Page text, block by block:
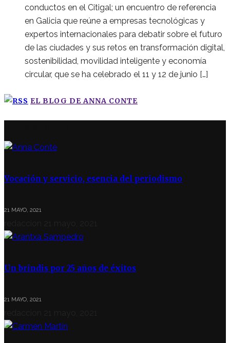
conductos en el Citigal; un encuentro de referencia
en Galicia que reúne a empresas tecnológicas y
expertos internacionales para debatir sobre el futuro
de las ciudades y sus retos en transformación digital,
sostenibilidad, movilidad inteligente y economía
circular, que se ha celebrado el 11 y 12 de junio […]
EL BLOG DE ANNA CONTE
Vocación y servicio, esencia del periodismo
21 MAYO, 2021
Un brindis por 25 años de éxitos
21 MAYO, 2021